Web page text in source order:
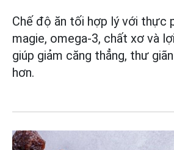
Chế độ ăn tối hợp lý với thực
magie, omega-3, chất xơ và
giúp giảm căng thẳng, thư
hơn.